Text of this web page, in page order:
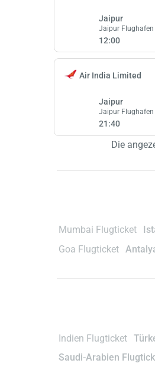
Jaipur
Jaipur Flughafen
12:00
Air India Limited
Jaipur
Jaipur Flughafen
21:40
Die
Mumbai Flugticket
Goa Flugticket
Indien Flugticket
Saudi-Arabien